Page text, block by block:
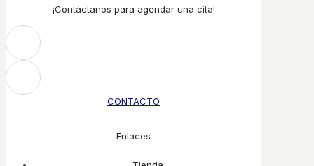
¡Contáctanos para agendar una cita!
CONTACTO
Enlaces